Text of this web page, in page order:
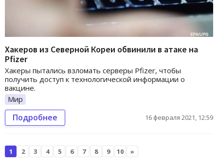
Хакеров из Северной Кореи обвинили в атаке на
Pfizer
Хакеры пытались взломать серверы Pfizer, чтобы
получить доступ к технологической информации о
вакцине.
Мир
Подробнее 16 февраля 2021, 12:59
1 2 3 4 5 6 7 8 9 10 »